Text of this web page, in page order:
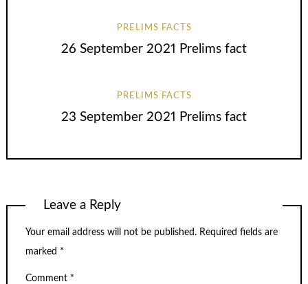
PRELIMS FACTS
26 September 2021 Prelims fact
PRELIMS FACTS
23 September 2021 Prelims fact
Leave a Reply
Your email address will not be published. Required fields are
marked *
Comment *